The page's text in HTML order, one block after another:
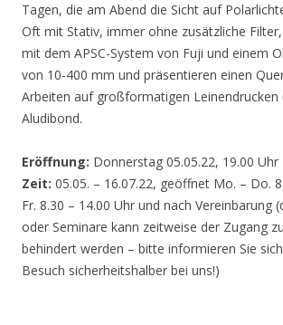
Tagen, die am Abend die Sicht auf
Oft mit Stativ, immer ohne zusätzliche
mit dem APSC-System von Fuji und einem
von 10-400 mm und präsentieren einen
Arbeiten auf großformatigen Leinendrucken
Aludibond.
Eröffnung: Donnerstag 05.05.22, 19.00 Uhr
Zeit: 05.05. – 16.07.22, geöffnet Mo. – Do.
Fr. 8.30 – 14.00 Uhr und nach Vereinbarung
oder Seminare kann zeitweise der Zugang
behindert werden – bitte informieren Sie
Besuch sicherheitshalber bei uns!)